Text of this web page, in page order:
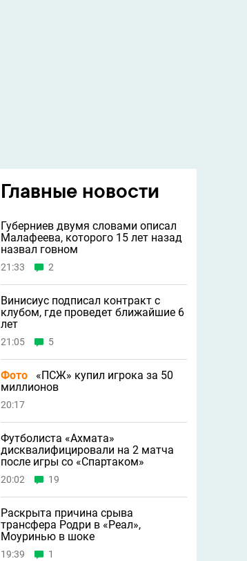
Главные новости
Губерниев двумя словами описал
Малафеева, которого 15 лет назад
назвал говном
21:33 2
Винисиус подписал контракт с
клубом, где проведет ближайшие 6
лет
21:05 5
Фото
«ПСЖ» купил игрока за 50
миллионов
20:17
Футболиста «Ахмата»
дисквалифицировали на 2 матча
после игры со «Спартаком»
20:02 19
Раскрыта причина срыва
трансфера Родри в «Реал»,
Моуринью в шоке
19:39 1